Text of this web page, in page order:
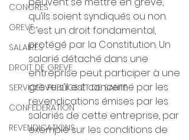
CONGRES
GREVE
SALAIRES
DROIT DE GREVE
SERVICES PUBLICS ET DE SANTE
CONFEDERATION
REVENDICATIONS
qu’ils soient syndiqués ou non.
C’est un droit fondamental,
protégé par la Constitution. Un
salarié détaché dans une
entreprise peut participer à une
grève s’il est concerné par les
revendications émises par les
salariés de cette entreprise, par
exemple sur les conditions de